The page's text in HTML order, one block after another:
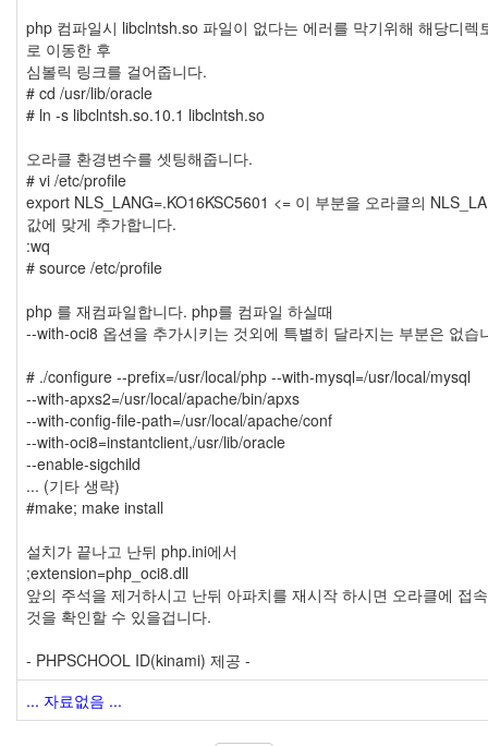
php 컴파일시 libclntsh.so 파일이 없다는 에러를 막기위해 해당디렉
로 이동한 후
심볼릭 링크를 걸어줍니다.
# cd /usr/lib/oracle
# ln -s libclntsh.so.10.1 libclntsh.so
오라클 환경변수를 셋팅해줍니다.
# vi /etc/profile
export NLS_LANG=.KO16KSC5601 <= 이 부분을 오라클의
값에 맞게 추가합니다.
:wq
# source /etc/profile
php 를 재컴파일합니다. php를 컴파일 하실때
--with-oci8 옵션을 추가시키는 것외에 특별히 달라지는 부분은 없습
# ./configure --prefix=/usr/local/php --with-mysql=/usr/local/mysql
--with-apxs2=/usr/local/apache/bin/apxs
--with-config-file-path=/usr/local/apache/conf
--with-oci8=instantclient,/usr/lib/oracle
--enable-sigchild
... (기타 생략)
#make; make install
설치가 끝나고 난뒤 php.ini에서
;extension=php_oci8.dll
앞의 주석을 제거하시고 난뒤 아파치를 재시작 하시면 오라클에 접
것을 확인할 수 있을겁니다.
- PHPSCHOOL ID(kinami) 제공 -
... 자료없음 ...